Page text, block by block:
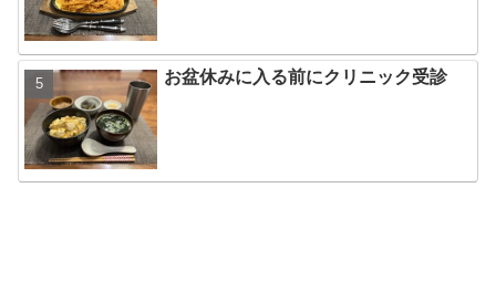
お盆休みに入る前にクリニック受診